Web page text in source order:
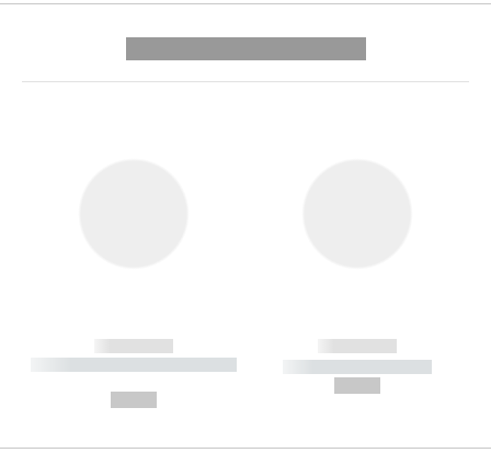
------------
----------- ----------- --------
------------
----------- -----------